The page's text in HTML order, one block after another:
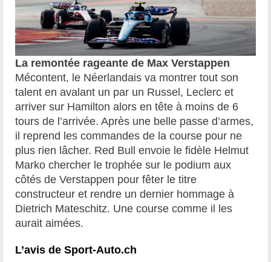
La remontée rageante de Max Verstappen
Mécontent, le Néerlandais va montrer tout son
talent en avalant un par un Russel, Leclerc et
arriver sur Hamilton alors en tête à moins de 6
tours de l’arrivée. Après une belle passe d’armes,
il reprend les commandes de la course pour ne
plus rien lâcher. Red Bull envoie le fidèle Helmut
Marko chercher le trophée sur le podium aux
côtés de Verstappen pour fêter le titre
constructeur et rendre un dernier hommage à
Dietrich Mateschitz. Une course comme il les
aurait aimées.
L’avis de Sport-Auto.ch